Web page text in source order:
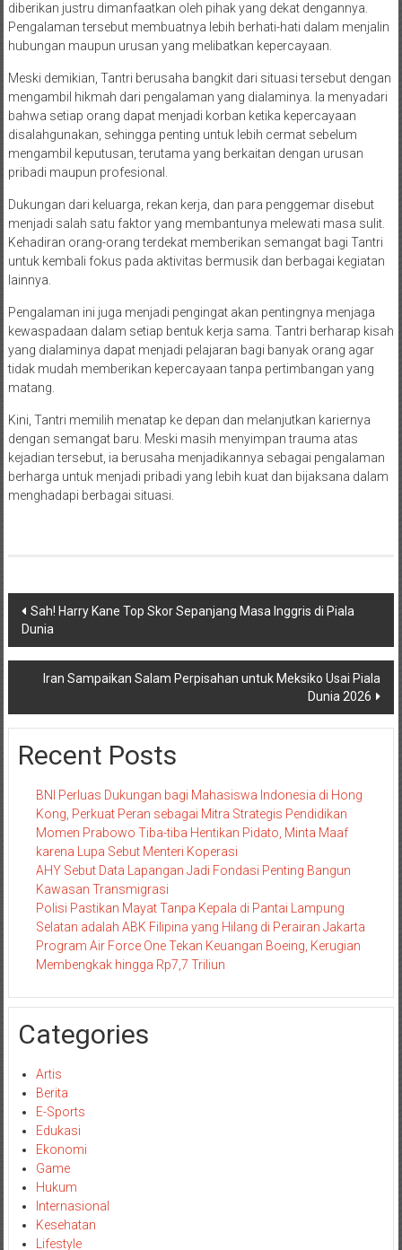
diberikan justru dimanfaatkan oleh pihak yang dekat dengannya.
Pengalaman tersebut membuatnya lebih berhati-hati dalam menjalin
hubungan maupun urusan yang melibatkan kepercayaan.
Meski demikian, Tantri berusaha bangkit dari situasi tersebut dengan
mengambil hikmah dari pengalaman yang dialaminya. Ia menyadari
bahwa setiap orang dapat menjadi korban ketika kepercayaan
disalahgunakan, sehingga penting untuk lebih cermat sebelum
mengambil keputusan, terutama yang berkaitan dengan urusan
pribadi maupun profesional.
Dukungan dari keluarga, rekan kerja, dan para penggemar disebut
menjadi salah satu faktor yang membantunya melewati masa sulit.
Kehadiran orang-orang terdekat memberikan semangat bagi Tantri
untuk kembali fokus pada aktivitas bermusik dan berbagai kegiatan
lainnya.
Pengalaman ini juga menjadi pengingat akan pentingnya menjaga
kewaspadaan dalam setiap bentuk kerja sama. Tantri berharap kisah
yang dialaminya dapat menjadi pelajaran bagi banyak orang agar
tidak mudah memberikan kepercayaan tanpa pertimbangan yang
matang.
Kini, Tantri memilih menatap ke depan dan melanjutkan kariernya
dengan semangat baru. Meski masih menyimpan trauma atas
kejadian tersebut, ia berusaha menjadikannya sebagai pengalaman
berharga untuk menjadi pribadi yang lebih kuat dan bijaksana dalam
menghadapi berbagai situasi.
Navigasi
pos
Sah! Harry Kane Top Skor Sepanjang Masa Inggris di Piala
Dunia
Iran Sampaikan Salam Perpisahan untuk Meksiko Usai Piala
Dunia 2026
Recent Posts
BNI Perluas Dukungan bagi Mahasiswa Indonesia di Hong
Kong, Perkuat Peran sebagai Mitra Strategis Pendidikan
Momen Prabowo Tiba-tiba Hentikan Pidato, Minta Maaf
karena Lupa Sebut Menteri Koperasi
AHY Sebut Data Lapangan Jadi Fondasi Penting Bangun
Kawasan Transmigrasi
Polisi Pastikan Mayat Tanpa Kepala di Pantai Lampung
Selatan adalah ABK Filipina yang Hilang di Perairan Jakarta
Program Air Force One Tekan Keuangan Boeing, Kerugian
Membengkak hingga Rp7,7 Triliun
Categories
Artis
Berita
E-Sports
Edukasi
Ekonomi
Game
Hukum
Internasional
Kesehatan
Lifestyle